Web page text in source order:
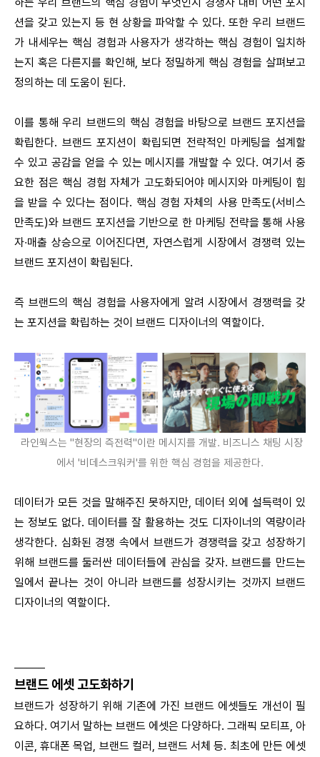
션을 갖고 있는지 등 현 상황을 파악할 수 있다. 또한 우리 브랜드
가 내세우는 핵심 경험과 사용자가 생각하는 핵심 경험이 일치하
는지 혹은 다른지를 확인해, 보다 정밀하게 핵심 경험을 살펴보고
정의하는 데 도움이 된다.
이를 통해 우리 브랜드의 핵심 경험을 바탕으로 브랜드 포지션을
확립한다. 브랜드 포지션이 확립되면 전략적인 마케팅을 설계할
수 있고 공감을 얻을 수 있는 메시지를 개발할 수 있다. 여기서 중
요한 점은 핵심 경험 자체가 고도화되어야 메시지와 마케팅이 힘
을 받을 수 있다는 점이다. 핵심 경험 자체의 사용 만족도(서비스
만족도)와 브랜드 포지션을 기반으로 한 마케팅 전략을 통해 사용
자∙매출 상승으로 이어진다면, 자연스럽게 시장에서 경쟁력 있는
브랜드 포지션이 확립된다.
즉 브랜드의 핵심 경험을 사용자에게 알려 시장에서 경쟁력을 갖
는 포지션을 확립하는 것이 브랜드 디자이너의 역할이다.
라인웍스는 "현장의 즉전력"이란 메시지를 개발. 비즈니스 채팅 시장
에서 '비데스크워커'를 위한 핵심 경험을 제공한다.
데이터가 모든 것을 말해주진 못하지만, 데이터 외에 설득력이 있
는 정보도 없다. 데이터를 잘 활용하는 것도 디자이너의 역량이라
생각한다. 심화된 경쟁 속에서 브랜드가 경쟁력을 갖고 성장하기
위해 브랜드를 둘러싼 데이터들에 관심을 갖자. 브랜드를 만드는
일에서 끝나는 것이 아니라 브랜드를 성장시키는 것까지 브랜드
디자이너의 역할이다.
브랜드 에셋 고도화하기
브랜드가 성장하기 위해 기존에 가진 브랜드 에셋들도 개선이 필
요하다. 여기서 말하는 브랜드 에셋은 다양하다. 그래픽 모티프, 아
이콘, 휴대폰 목업, 브랜드 컬러, 브랜드 서체 등. 최초에 만든 에셋